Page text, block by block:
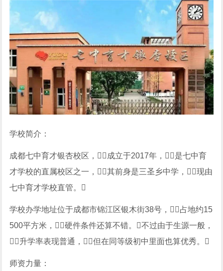
学校简介：
成都七中育才银杏校区，成立于2017年，是七中育
才学校的直属校区之一，其前身是三圣乡中学，现由
七中育才学校直管。
学校办学地址位于成都市锦江区银木街38号，占地约15
500平方米，硬件条件还算不错。不过由于生源一般，
升学率表现普通，但在同等级初中里面也算优秀。
师资力量：